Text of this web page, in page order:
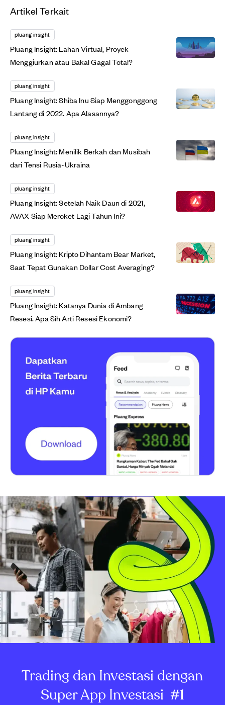
Artikel Terkait
pluang insight
Pluang Insight: Lahan Virtual, Proyek
Menggiurkan atau Bakal Gagal Total?
pluang insight
Pluang Insight: Shiba Inu Siap Menggonggong
Lantang di 2022. Apa Alasannya?
pluang insight
Pluang Insight: Menilik Berkah dan Musibah
dari Tensi Rusia-Ukraina
pluang insight
Pluang Insight: Setelah Naik Daun di 2021,
AVAX Siap Meroket Lagi Tahun Ini?
pluang insight
Pluang Insight: Kripto Dihantam Bear Market,
Saat Tepat Gunakan Dollar Cost Averaging?
pluang insight
Pluang Insight: Katanya Dunia di Ambang
Resesi. Apa Sih Arti Resesi Ekonomi?
Trading dan Investasi dengan
Super App Investasi #1